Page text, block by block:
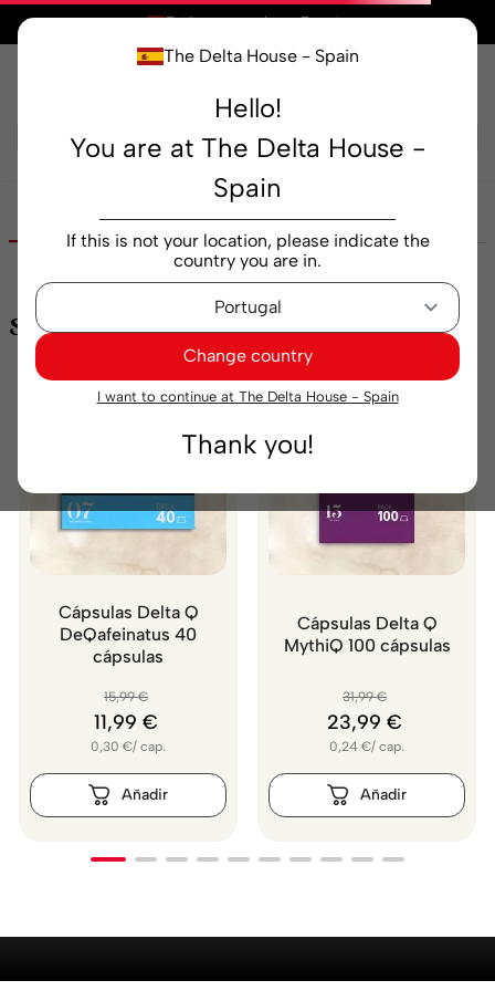
The Delta House - Spain
Hello!
You are at The Delta House -
Spain
If this is not your location, please indicate the
country you are in.
Change country
I want to continue at The Delta House - Spain
Thank you!
× Está comprando en España
Descripción Especificaciones
Sugerencias para ti
Cápsulas Delta Q
DeQafeinatus 40
cápsulas
15,99 €
11,99 €
0,30 €/ cap.
-25%
Cápsulas Delta Q
MythiQ 100 cápsulas
31,99 €
23,99 €
0,24 €/ cap.